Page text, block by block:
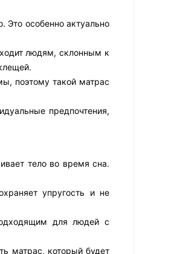
Это особенно актуально
людям, склонным к
поэтому такой матрас
предпочтения,
тело во время сна.
упругость и не
для людей с
матрас, который будет